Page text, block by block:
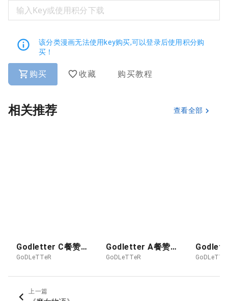
输入Key或使用积分下载
该分类漫画无法使用key购买,可以登录后使用积分购
买！
购买 收藏 购买教程
相关推荐 查看全部
Godletter C餐赞助图 2026-08月 抖M侠
GoDLeTTeR
Godletter A餐赞助图 26-08 POKER - KUROZAWA ROUKYO
GoDLeTTeR
上一篇